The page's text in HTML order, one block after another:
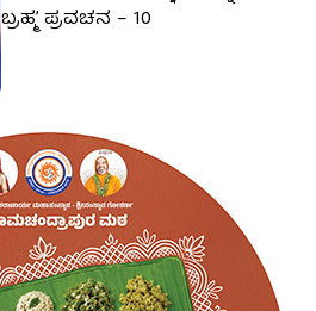
ಬ್ರಹ್ಮ’ ಪ್ರವಚನ – 10